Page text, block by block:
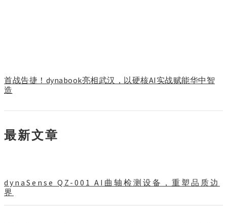
首战告捷！dynabook亮相武汉，以硬核AI实战赋能华中智
造
最新文章
dynaSense QZ-001 AI曲轴检测设备，重塑品质边
界